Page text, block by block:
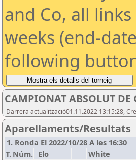
and Co, all
weeks (end-
following
CAMPIONAT ABSOLUT DE
Darrera actualització01.11.2022 13:15:28,
Aparellaments/Resultats
1. Ronda El 2022/10/28 A les 16:30
T. Núm. Elo White